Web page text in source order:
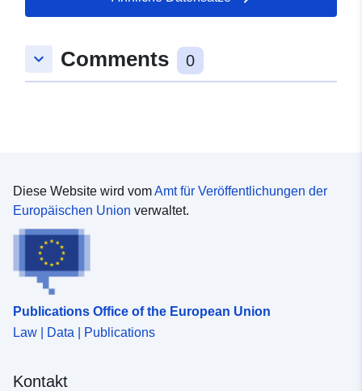
keyboard_arrow_down Comments 0
Diese Website wird vomAmt für Veröffentlichungen der
Europäischen Union verwaltet.
Publications Office of the European Union
Law | Data | Publications
Kontakt